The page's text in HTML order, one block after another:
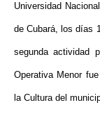
Universidad
de Cubará, los días
segunda actividad
Operativa Menor
la Cultura del